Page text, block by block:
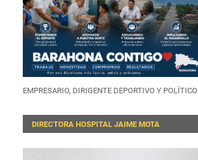
EMPRESARIO, DIRIGENTE DEPORTIVO Y POLÍTICO
DIRECTORA HOSPITAL JAIME MOTA